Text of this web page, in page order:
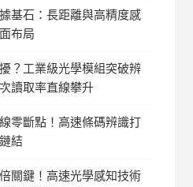
基石：長距離與高精度感
布局
？工業級光學模組突破辨
讀取率直線攀升
零斷點！高速條碼辨識打
結
關鍵！高速光學感知技術